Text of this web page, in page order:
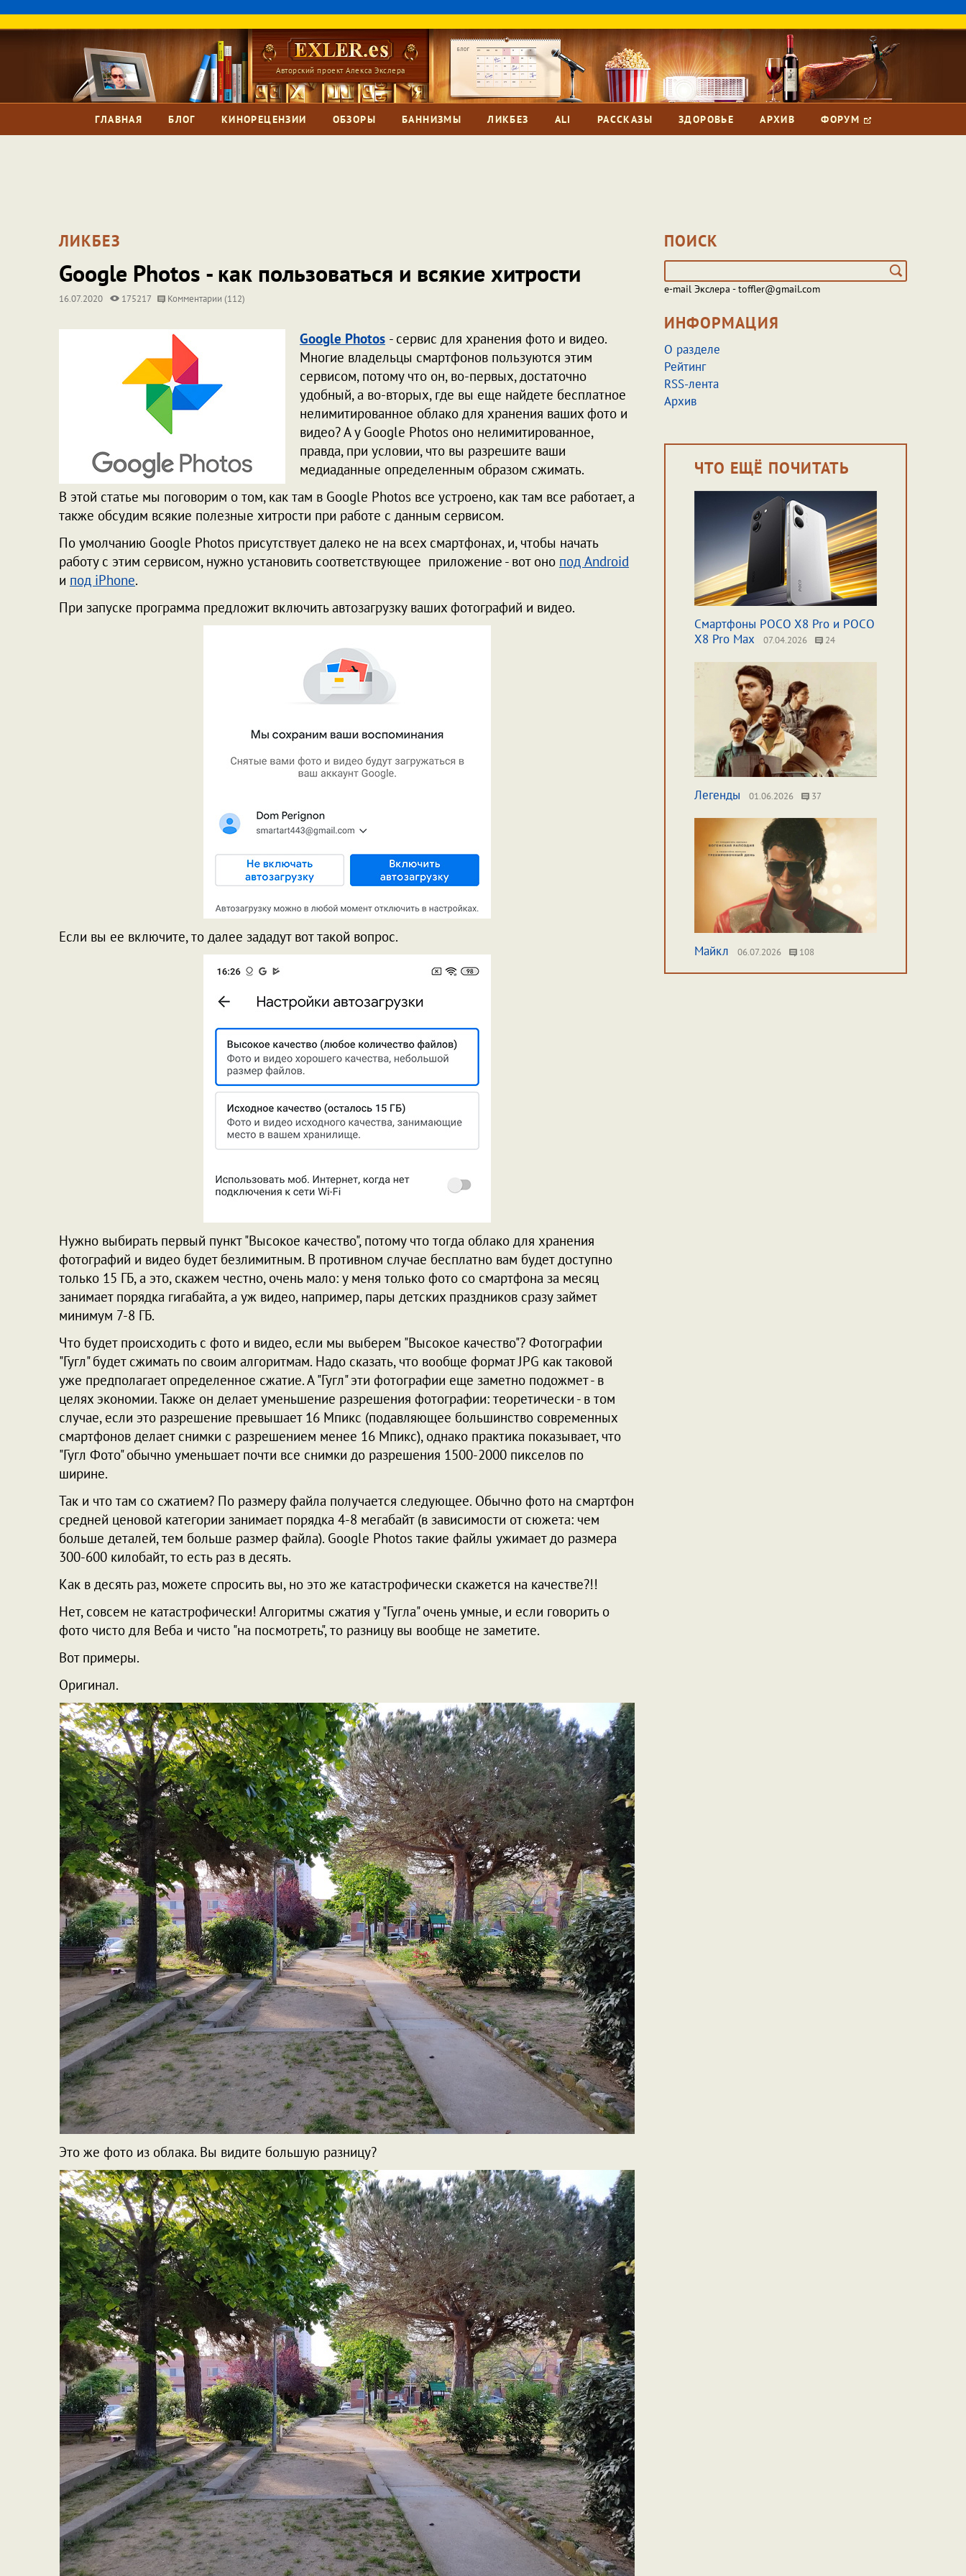
Авторский проект Алекса Экслера
ГЛАВНАЯ БЛОГ КИНОРЕЦЕНЗИИ ОБЗОРЫ БАННИЗМЫ ЛИКБЕЗ ALI РАССКАЗЫ ЗДОРОВЬЕ АРХИВ ФОРУМ
ЛИКБЕЗ
Google Photos - как пользоваться и всякие хитрости
16.07.2020 175217 Комментарии (112)
Google Photos - сервис для хранения фото и видео.
Многие владельцы смартфонов пользуются этим
сервисом, потому что он, во-первых, достаточно
удобный, а во-вторых, где вы еще найдете бесплатное
нелимитированное облако для хранения ваших фото и
видео? А у Google Photos оно нелимитированное,
правда, при условии, что вы разрешите ваши
медиаданные определенным образом сжимать.
В этой статье мы поговорим о том, как там в Google Photos все устроено, как там все работает, а
также обсудим всякие полезные хитрости при работе с данным сервисом.
По умолчанию Google Photos присутствует далеко не на всех смартфонах, и, чтобы начать
работу с этим сервисом, нужно установить соответствующее приложение - вот оно под Android
и под iPhone.
При запуске программа предложит включить автозагрузку ваших фотографий и видео.
Если вы ее включите, то далее зададут вот такой вопрос.
Нужно выбирать первый пункт "Высокое качество", потому что тогда облако для хранения
фотографий и видео будет безлимитным. В противном случае бесплатно вам будет доступно
только 15 ГБ, а это, скажем честно, очень мало: у меня только фото со смартфона за месяц
занимает порядка гигабайта, а уж видео, например, пары детских праздников сразу займет
минимум 7-8 ГБ.
Что будет происходить с фото и видео, если мы выберем "Высокое качество"? Фотографии
"Гугл" будет сжимать по своим алгоритмам. Надо сказать, что вообще формат JPG как таковой
уже предполагает определенное сжатие. А "Гугл" эти фотографии еще заметно подожмет - в
целях экономии. Также он делает уменьшение разрешения фотографии: теоретически - в том
случае, если это разрешение превышает 16 Мпикс (подавляющее большинство современных
смартфонов делает снимки с разрешением менее 16 Мпикс), однако практика показывает, что
"Гугл Фото" обычно уменьшает почти все снимки до разрешения 1500-2000 пикселов по
ширине.
Так и что там со сжатием? По размеру файла получается следующее. Обычно фото на смартфон
средней ценовой категории занимает порядка 4-8 мегабайт (в зависимости от сюжета: чем
больше деталей, тем больше размер файла). Google Photos такие файлы ужимает до размера
300-600 килобайт, то есть раз в десять.
Как в десять раз, можете спросить вы, но это же катастрофически скажется на качестве?!!
Нет, совсем не катастрофически! Алгоритмы сжатия у "Гугла" очень умные, и если говорить о
фото чисто для Веба и чисто "на посмотреть", то разницу вы вообще не заметите.
Вот примеры.
Оригинал.
Это же фото из облака. Вы видите большую разницу?
ПОИСК
e-mail Экслера - toffler@gmail.com
ИНФОРМАЦИЯ
О разделе
Рейтинг
RSS-лента
Архив
ЧТО ЕЩЁ ПОЧИТАТЬ
Смартфоны POCO X8 Pro и POCO
X8 Pro Max
07.04.2026 24
Легенды 01.06.2026 37
Майкл 06.07.2026 108